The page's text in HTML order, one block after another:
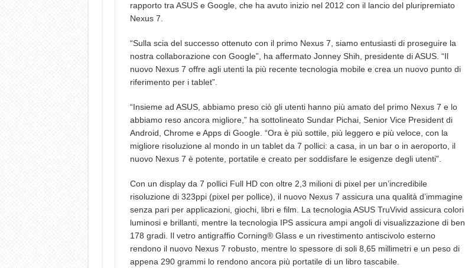
rapporto tra ASUS e Google, che ha avuto inizio nel 2012 con il lancio del pluripremiato
Nexus 7.
“Sulla scia del successo ottenuto con il primo Nexus 7, siamo entusiasti di proseguire la
nostra collaborazione con Google”, ha affermato Jonney Shih, presidente di ASUS. “Il
nuovo Nexus 7 offre agli utenti la più recente tecnologia mobile e crea un nuovo punto di
riferimento per i tablet”.
“Insieme ad ASUS, abbiamo preso ciò gli utenti hanno più amato del primo Nexus 7 e lo
abbiamo reso ancora migliore,” ha sottolineato Sundar Pichai, Senior Vice President di
Android, Chrome e Apps di Google. “Ora è più sottile, più leggero e più veloce, con la
migliore risoluzione al mondo in un tablet da 7 pollici: a casa, in un bar o in aeroporto, il
nuovo Nexus 7 è potente, portatile e creato per soddisfare le esigenze degli utenti”.
Con un display da 7 pollici Full HD con oltre 2,3 milioni di pixel per un’incredibile
risoluzione di 323ppi (pixel per pollice), il nuovo Nexus 7 assicura una qualità d’immagine
senza pari per applicazioni, giochi, libri e film. La tecnologia ASUS TruVivid assicura colori
luminosi e brillanti, mentre la tecnologia IPS assicura ampi angoli di visualizzazione di ben
178 gradi. Il vetro antigraffio Corning® Glass e un rivestimento antiscivolo esterno
rendono il nuovo Nexus 7 robusto, mentre lo spessore di soli 8,65 millimetri e un peso di
appena 290 grammi lo rendono ancora più portatile di un libro tascabile.